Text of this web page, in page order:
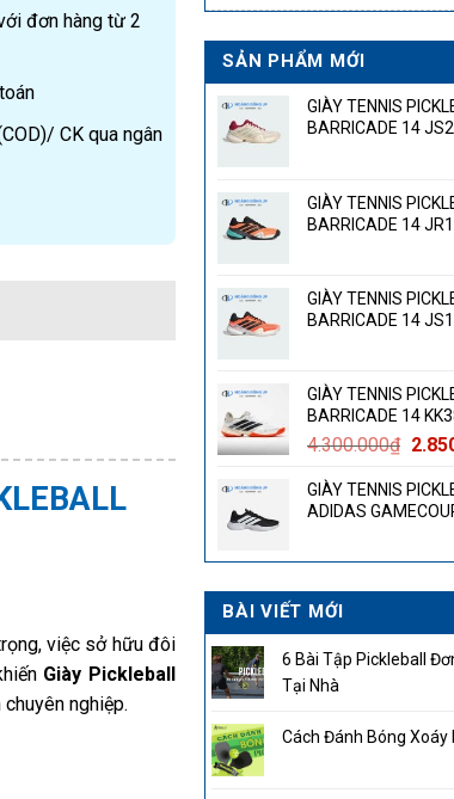
SẢN PHẨM MỚI
GIÀY TENNIS
BARRICADE 14
GIÀY TENNIS
BARRICADE 14
GIÀY TENNIS
BARRICADE 14
GIÀY TENNIS
BARRICADE 14
4.300.000₫ Giá
là:
GIÀY TENNIS
ADIDAS
BÀI VIẾT MỚI
6 Bài Tập Pickleball
Tại Nhà
Cách Đánh Bóng Xoáy
đơn hàng từ 2
CK qua ngân
việc sở hữu đôi
Giày Pickleball
nghiệp.